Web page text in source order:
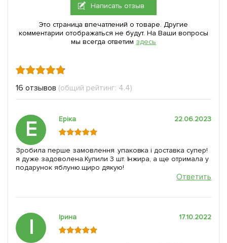
Написать отзыв
Это страница впечатлений о товаре. Другие
комментарии отображаться не будут. На Ваши вопросы
мы всегда ответим здесь
16 отзывов (общий рейтинг: 4.4)
E Eріка 22.06.2023
Зробила перше замовлення .упаковка і доставка супер!
я дуже задоволена.Купили 3 шт. Інжира, а ще отримала у
подарунок яблуню.щиро дякую!
Ответить
І Ірина 17.10.2022